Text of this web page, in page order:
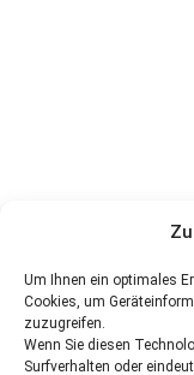
Um Ihnen ein optimales
Cookies, um
zuzugreifen.
Wenn Sie diesen
Surfverhalten oder